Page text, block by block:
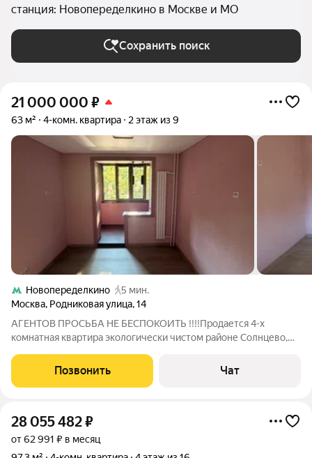
станция: Новопеределкино в Москве и МО
Сохранить поиск
21 000 000 ₽
63 м² 4-комн. квартира 2 этаж из 9
Новопеределкино
5 мин.
Москва, Родниковая улица,14
АГЕНТОВ ПРОСЬБА НЕ БЕСПОКОИТЬ !!!!Продается 4-х
комнатная квартира экологически чистом районе Солнцево,
окна выходят в зелёный двор, тихо, летом прохладно!
Возможность перепланировки на
Позвонить Чат
28 055 482₽
от 62 991 ₽ в месяц